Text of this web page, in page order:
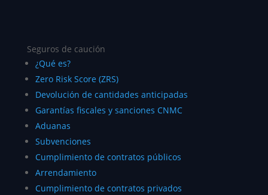
Seguros de caución
¿Qué es?
Zero Risk Score (ZRS)
Devolución de cantidades anticipadas
Garantías fiscales y sanciones CNMC
Aduanas
Subvenciones
Cumplimiento de contratos públicos
Arrendamiento
Cumplimiento de contratos privados